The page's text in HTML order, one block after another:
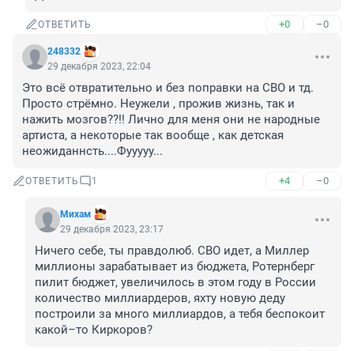
ОТВЕТИТЬ +0 –0
248332
29 декабря 2023, 22:04
Это всё отвратительно и без поправки на СВО и тд.
Просто стрёмно. Неужели , прожив жизнь, так и
нажить мозгов??!! Лично для меня они не народные
артиста, а некоторые так вообще , как детская
неожиданнсть....Фууууу...
ОТВЕТИТЬ 1 +4 –0
Михам
29 декабря 2023, 23:17
Ничего себе, ты правдолюб. СВО идет, а Миллер
миллионы зарабатывает из бюджета, Ротернберг
пилит бюджет, увеличилось в этом году в России
количество миллиардеров, яхту новую деду
построили за много миллиардов, а тебя беспокоит
какой–то Киркоров?